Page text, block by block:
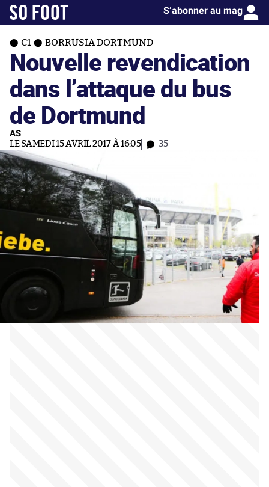
S’abonner au mag
C1 BORRUSIA DORTMUND
Nouvelle revendication
dans l’attaque du bus
de Dortmund
AS
LE SAMEDI 15 AVRIL 2017 À 16:05 35